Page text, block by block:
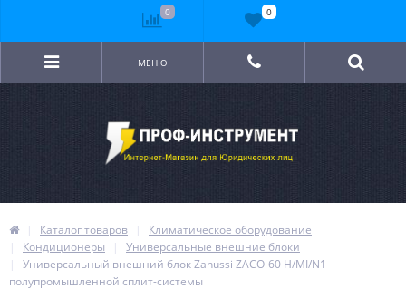
МЕНЮ
Каталог товаров
Климатическое оборудование
Кондиционеры
Универсальные внешние блоки
Универсальный внешний блок Zanussi ZACO-60 H/MI/N1
полупромышленной сплит-системы
0 0